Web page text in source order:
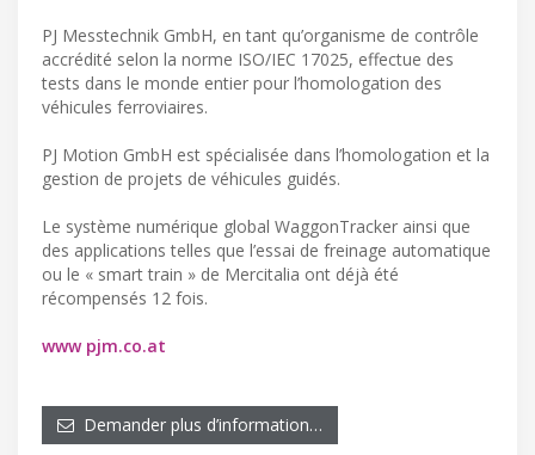
PJ Messtechnik GmbH, en tant qu’organisme de contrôle
accrédité selon la norme ISO/IEC 17025, effectue des
tests dans le monde entier pour l’homologation des
véhicules ferroviaires.
PJ Motion GmbH est spécialisée dans l’homologation et la
gestion de projets de véhicules guidés.
Le système numérique global WaggonTracker ainsi que
des applications telles que l’essai de freinage automatique
ou le « smart train » de Mercitalia ont déjà été
récompensés 12 fois.
www pjm.co.at
Demander plus d’information…